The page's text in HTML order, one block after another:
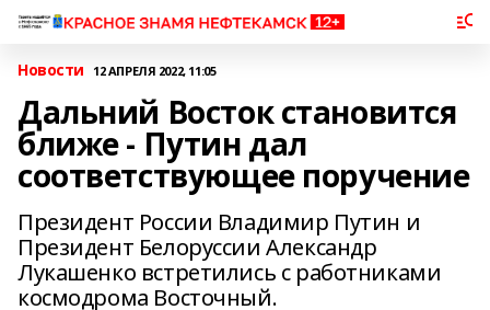
Новости 12 АПРЕЛЯ 2022, 11:05
Дальний Восток становится
ближе - Путин дал
соответствующее поручение
Президент России Владимир Путин и
Президент Белоруссии Александр
Лукашенко встретились с работниками
космодрома Восточный.